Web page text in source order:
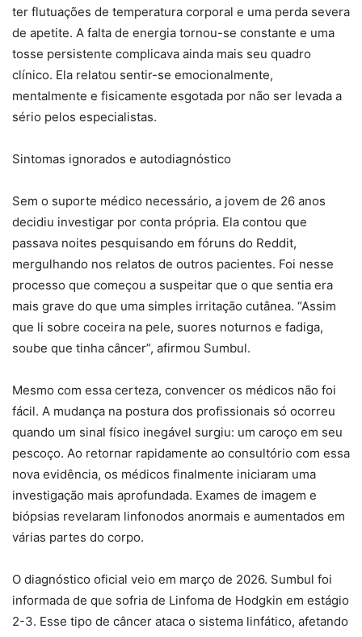
ter flutuações de temperatura corporal e uma perda severa
de apetite. A falta de energia tornou-se constante e uma
tosse persistente complicava ainda mais seu quadro
clínico. Ela relatou sentir-se emocionalmente,
mentalmente e fisicamente esgotada por não ser levada a
sério pelos especialistas.
Sintomas ignorados e autodiagnóstico
Sem o suporte médico necessário, a jovem de 26 anos
decidiu investigar por conta própria. Ela contou que
passava noites pesquisando em fóruns do Reddit,
mergulhando nos relatos de outros pacientes. Foi nesse
processo que começou a suspeitar que o que sentia era
mais grave do que uma simples irritação cutânea. “Assim
que li sobre coceira na pele, suores noturnos e fadiga,
soube que tinha câncer”, afirmou Sumbul.
Mesmo com essa certeza, convencer os médicos não foi
fácil. A mudança na postura dos profissionais só ocorreu
quando um sinal físico inegável surgiu: um caroço em seu
pescoço. Ao retornar rapidamente ao consultório com essa
nova evidência, os médicos finalmente iniciaram uma
investigação mais aprofundada. Exames de imagem e
biópsias revelaram linfonodos anormais e aumentados em
várias partes do corpo.
O diagnóstico oficial veio em março de 2026. Sumbul foi
informada de que sofria de Linfoma de Hodgkin em estágio
2-3. Esse tipo de câncer ataca o sistema linfático, afetando